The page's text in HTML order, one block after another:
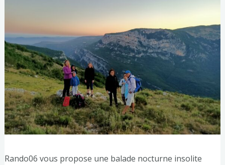
Rando06 vous propose une balade nocturne insolite